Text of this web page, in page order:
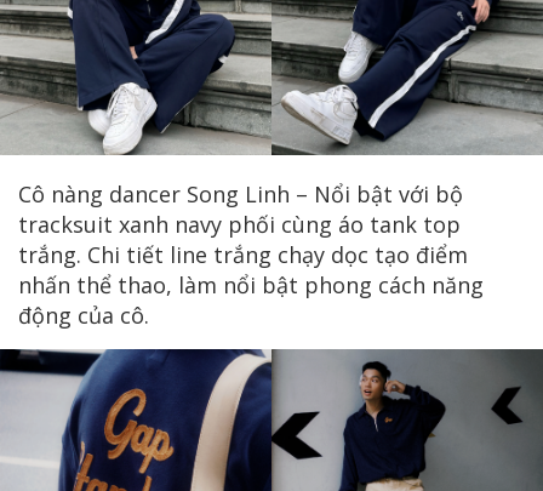
Cô nàng dancer Song Linh – Nổi bật với bộ
tracksuit xanh navy phối cùng áo tank top
trắng. Chi tiết line trắng chạy dọc tạo điểm
nhấn thể thao, làm nổi bật phong cách năng
động của cô.